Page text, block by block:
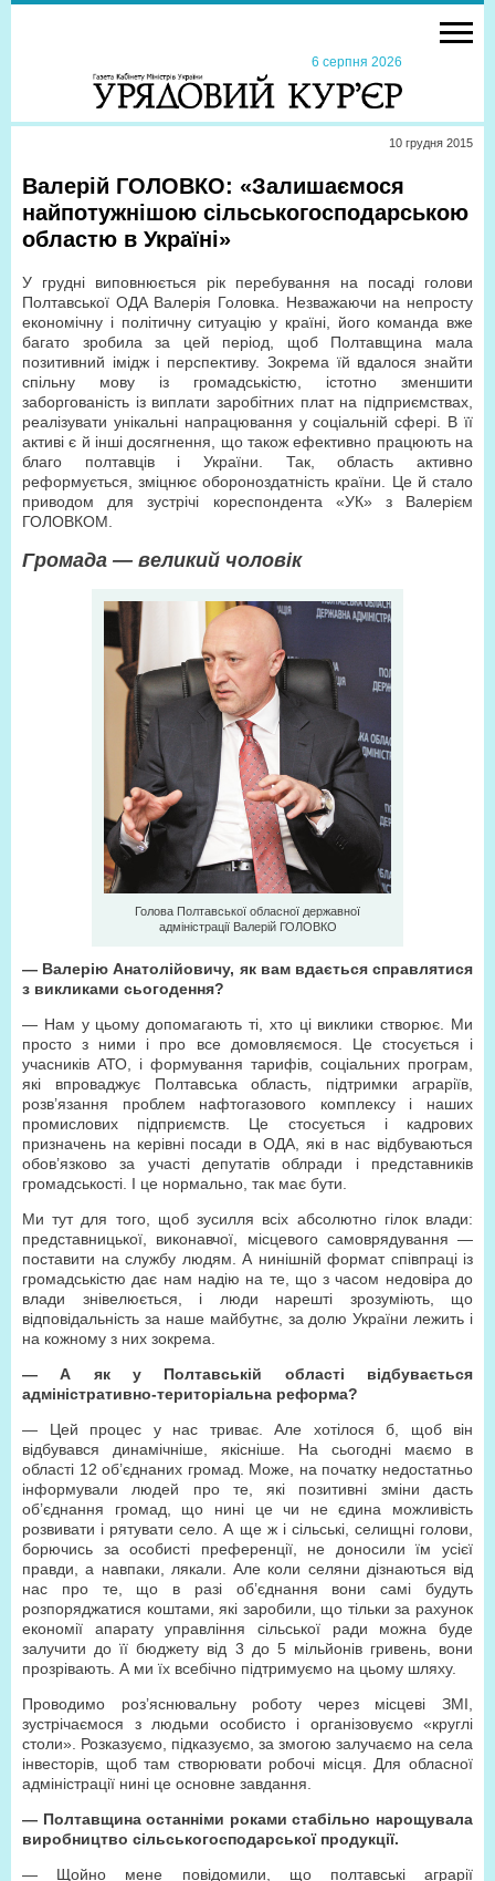
6 серпня 2026
10 грудня 2015
Валерій ГОЛОВКО: «Залишаємося
найпотужнішою сільськогосподарською
областю в Україні»
У грудні виповнюється рік перебування на посаді голови
Полтавської ОДА Валерія Головка. Незважаючи на непросту
економічну і політичну ситуацію у країні, його команда вже
багато зробила за цей період, щоб Полтавщина мала
позитивний імідж і перспективу. Зокрема їй вдалося знайти
спільну мову із громадськістю, істотно зменшити
заборгованість із виплати заробітних плат на підприємствах,
реалізувати унікальні напрацювання у соціальній сфері. В її
активі є й інші досягнення, що також ефективно працюють на
благо полтавців і України. Так, область активно
реформується, зміцнює обороноздатність країни. Це й стало
приводом для зустрічі кореспондента «УК» з Валерієм
ГОЛОВКОМ.
Громада — великий чоловік
Голова Полтавської обласної державної
адміністрації Валерій ГОЛОВКО
— Валерію Анатолійовичу, як вам вдається справлятися
з викликами сьогодення?
— Нам у цьому допомагають ті, хто ці виклики створює. Ми
просто з ними і про все домовляємося. Це стосується і
учасників АТО, і формування тарифів, соціальних програм,
які впроваджує Полтавська область, підтримки аграріїв,
розв’язання проблем нафтогазового комплексу і наших
промислових підприємств. Це стосується і кадрових
призначень на керівні посади в ОДА, які в нас відбуваються
обов’язково за участі депутатів облради і представників
громадськості. І це нормально, так має бути.
Ми тут для того, щоб зусилля всіх абсолютно гілок влади:
представницької, виконавчої, місцевого самоврядування —
поставити на службу людям. А нинішній формат співпраці із
громадськістю дає нам надію на те, що з часом недовіра до
влади знівелюється, і люди нарешті зрозуміють, що
відповідальність за наше майбутнє, за долю України лежить і
на кожному з них зокрема.
— А як у Полтавській області відбувається
адміністративно-територіальна реформа?
— Цей процес у нас триває. Але хотілося б, щоб він
відбувався динамічніше, якісніше. На сьогодні маємо в
області 12 об’єднаних громад. Може, на початку недостатньо
інформували людей про те, які позитивні зміни дасть
об’єднання громад, що нині це чи не єдина можливість
розвивати і рятувати село. А ще ж і сільські, селищні голови,
борючись за особисті преференції, не доносили їм усієї
правди, а навпаки, лякали. Але коли селяни дізнаються від
нас про те, що в разі об’єднання вони самі будуть
розпоряджатися коштами, які заробили, що тільки за рахунок
економії апарату управління сільської ради можна буде
залучити до її бюджету від 3 до 5 мільйонів гривень, вони
прозрівають. А ми їх всебічно підтримуємо на цьому шляху.
Проводимо роз’яснювальну роботу через місцеві ЗМІ,
зустрічаємося з людьми особисто і організовуємо «круглі
столи». Розказуємо, підказуємо, за змогою залучаємо на села
інвесторів, щоб там створювати робочі місця. Для обласної
адміністрації нині це основне завдання.
— Полтавщина останніми роками стабільно нарощувала
виробництво сільськогосподарської продукції.
— Щойно мене повідомили, що полтавські аграрії